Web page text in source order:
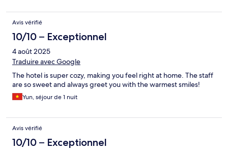
Avis vérifié
10/10 – Exceptionnel
4 août 2025
Traduire avec Google
The hotel is super cozy, making you feel right at home. The staff
are so sweet and always greet you with the warmest smiles!
Yun, séjour de 1 nuit
Avis vérifié
10/10 – Exceptionnel